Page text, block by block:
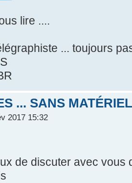
lire ....
... toujours
... SANS
2017 15:32
de discuter avec vous